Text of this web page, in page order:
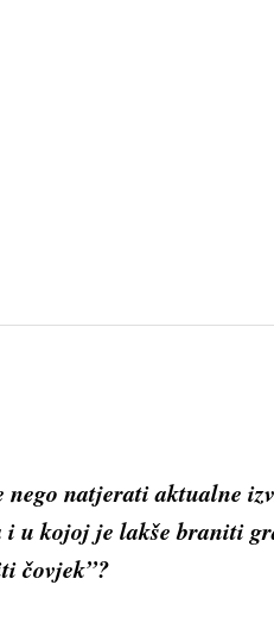
natjerati aktualne
u kojoj je lakše braniti
čovjek”?